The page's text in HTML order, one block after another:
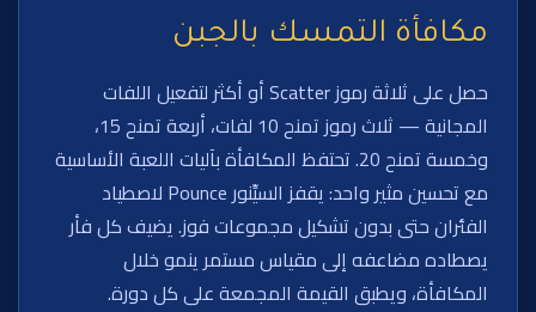
مكافأة التمسك بالجبن
حصل على ثلاثة رموز Scatter أو أكثر لتفعيل اللفات
المجانية — ثلاث رموز تمنح 10 لفات، أربعة تمنح 15،
وخمسة تمنح 20. تحتفظ المكافأة بآليات اللعبة الأساسية
مع تحسين مثير واحد: يقفز السيِّنور Pounce لاصطياد
الفئران حتى بدون تشكيل مجموعات فوز. يضيف كل فأر
يصطاده مضاعفه إلى مقياس مستمر ينمو خلال
المكافأة، ويطبق القيمة المجمعة على كل دورة.